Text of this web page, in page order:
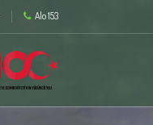
Alo 153